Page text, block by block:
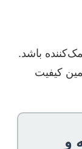
باشد.
کیفیت
و